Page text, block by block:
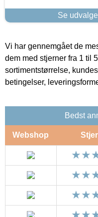
Se
Vi har gennemgået de
dem med stjerner fra 1 til
sortimentstørrelse,
betingelser,
Bedst
Webshop